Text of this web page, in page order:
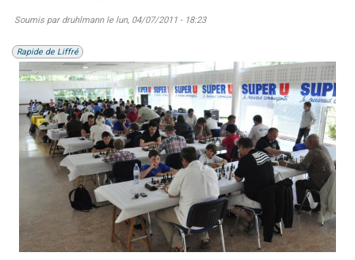
Soumis par druhlmannle lun, 04/07/2011 - 18:23
Rapide de Liffré